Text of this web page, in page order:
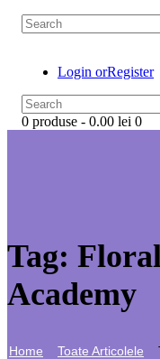
Login orRegister
0 produse - 0.00 lei 0
Tag:
Academy
Home Toate Articolele